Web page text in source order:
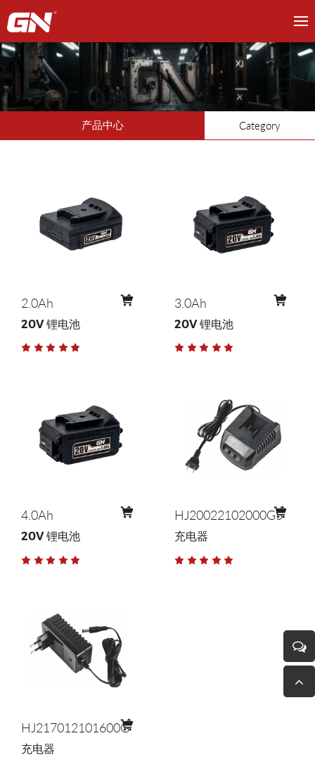
产品中心 Category
2.0Ah
20V 锂电池
3.0Ah
20V 锂电池
4.0Ah
20V 锂电池
HJ20022102000G5
充电器
HJ217012101600G
充电器